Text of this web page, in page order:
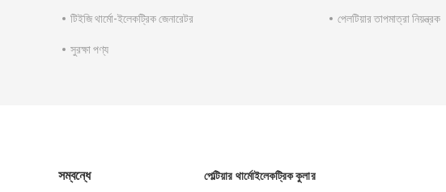
টিইজি থার্মো-ইলেকট্রিক জেনারেটর পেলটিয়ার তাপমাত্রা নিয়ন্ত্রক
সুরক্ষা পণ্য
সম্বন্ধে পেল্টিয়ার থার্মোইলেকট্রিক কুলার